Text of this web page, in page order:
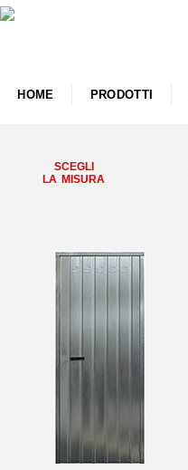
HOME PRODOTTI
SCEGLI
LA MISURA